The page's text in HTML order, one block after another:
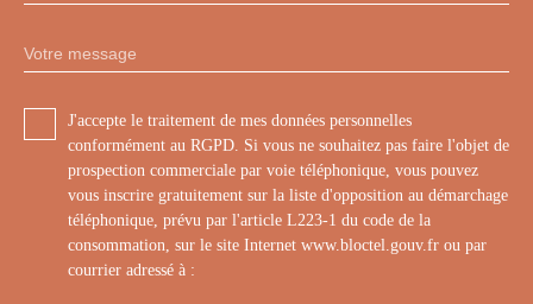
Votre message
J'accepte le traitement de mes données personnelles
conformément au RGPD. Si vous ne souhaitez pas faire l'objet de
prospection commerciale par voie téléphonique, vous pouvez
vous inscrire gratuitement sur la liste d'opposition au démarchage
téléphonique, prévu par l'article L223-1 du code de la
consommation, sur le site Internet www.bloctel.gouv.fr ou par
courrier adressé à :